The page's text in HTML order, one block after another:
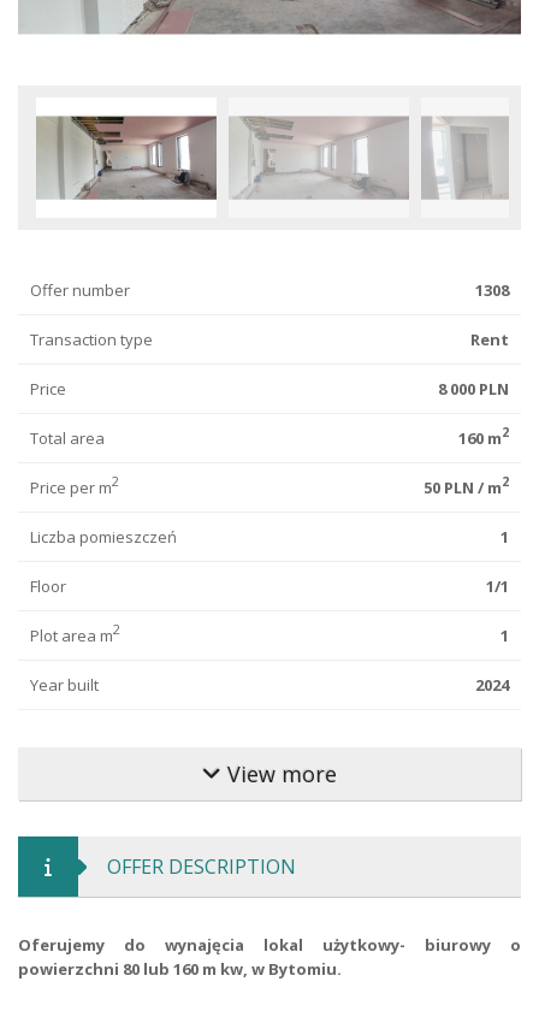
Offer number 1308
Transaction type Rent
Price 8 000 PLN
Total area 160 m2
Price per m2 50 PLN / m2
Liczba pomieszczeń 1
Floor 1/1
Plot area m2 1
Year built 2024
Buiiding type
Building material
Fence type
View more
OFFER DESCRIPTION
Oferujemy do wynajęcia lokal użytkowy- biurowy o
powierzchni 80 lub 160 m kw, w Bytomiu.